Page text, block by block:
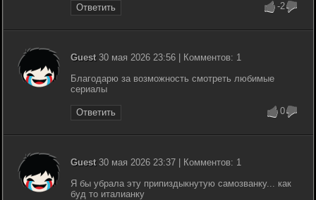
Ответить -2
Guest30 мая 2026 23:56 | Комментов: 1
Благодарю за возможность смотреть любимые
сериалы
Ответить 0
Guest30 мая 2026 23:37 | Комментов: 1
Я бы убрала эту припиздыкнутую самозванку... как
буд то италианку